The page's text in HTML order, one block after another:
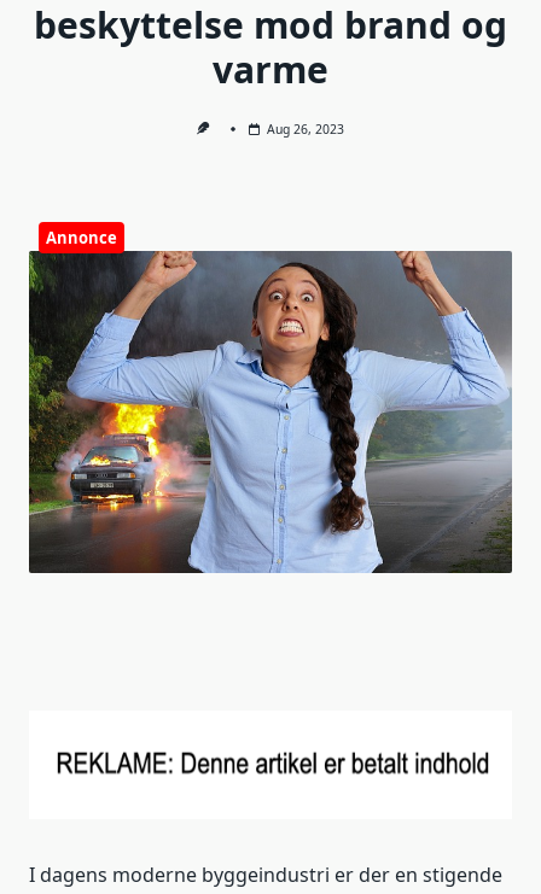
beskyttelse mod brand og
varme
Aug 26, 2023
Annonce
I dagens moderne byggeindustri er der en stigende